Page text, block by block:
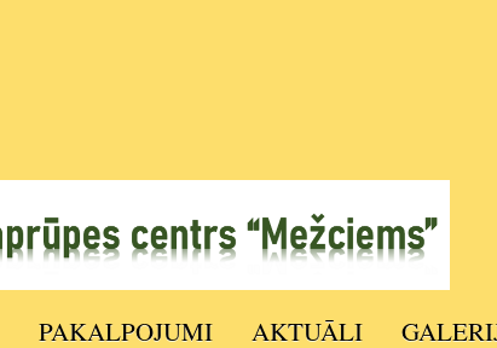
PAKALPOJUMI AKTUĀLI